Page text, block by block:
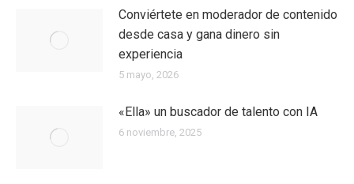
Conviértete en moderador de contenido
desde casa y gana dinero sin
experiencia
5 mayo, 2026
«Ella» un buscador de talento con IA
6 noviembre, 2025